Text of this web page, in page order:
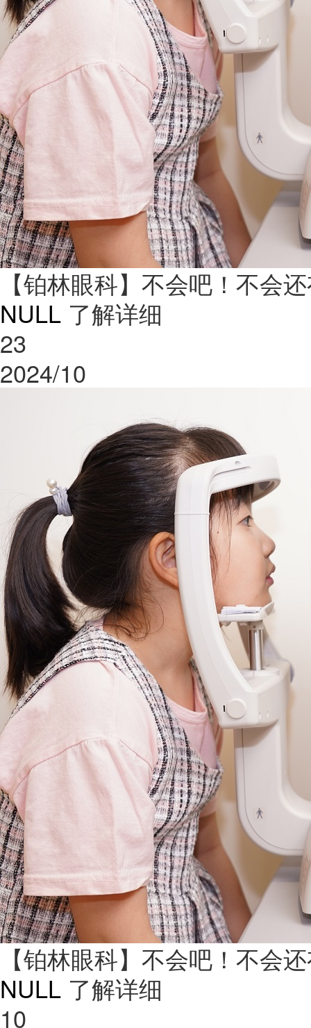
【铂林眼科】不会吧！不会
NULL 了解详细
23
2024/10
【铂林眼科】不会吧！不会
NULL 了解详细
10